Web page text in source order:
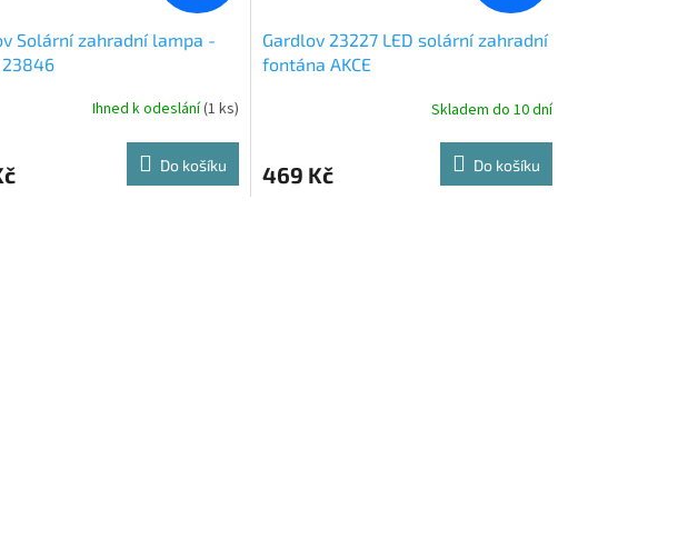
Solární zahradní lampa -
Ihned k odeslání(1 ks)
Do košíku
Gardlov 23227 LED solární zahradní
fontána AKCE
Skladem do 10 dní
469 Kč Do košíku